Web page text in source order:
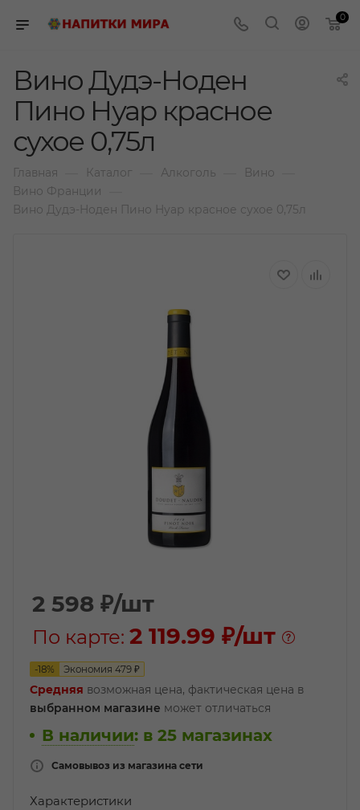
0
Вино Дудэ-Ноден
Пино Нуар красное
сухое 0,75л
Главная Каталог Алкоголь Вино
Вино Франции
Вино Дудэ-Ноден Пино Нуар красное сухое 0,75л
2 598 ₽/шт
По карте: 2 119.99 ₽/шт
-18% Экономия 479 ₽
Средняя возможная цена, фактическая цена в
выбранном магазине может отличаться
В наличии: в 25 магазинах
Самовывоз из магазина сети
Характеристики